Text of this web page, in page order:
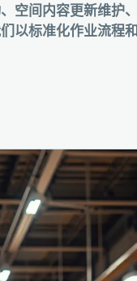
空间内容更新维护
以标准化作业流程